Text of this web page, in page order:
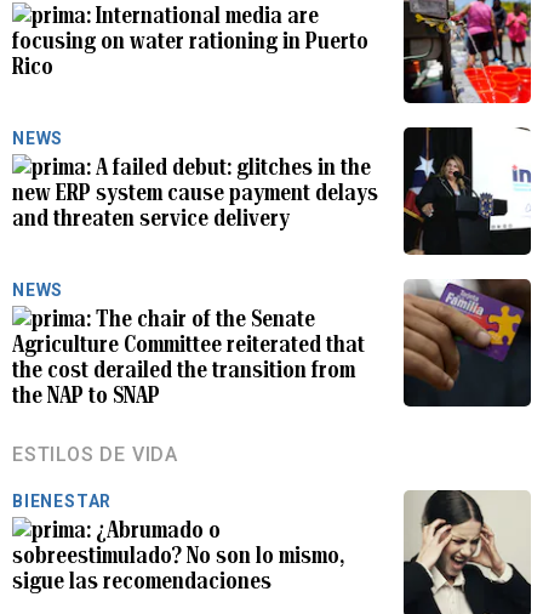
International media are
focusing on water rationing in Puerto
Rico
NEWS
A failed debut: glitches in the
new ERP system cause payment delays
and threaten service delivery
NEWS
The chair of the Senate
Agriculture Committee reiterated that
the cost derailed the transition from
the NAP to SNAP
ESTILOS DE VIDA
BIENESTAR
¿Abrumado o
sobreestimulado? No son lo mismo,
sigue las recomendaciones